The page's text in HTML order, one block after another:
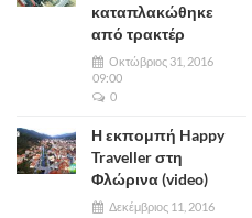
καταπλακώθηκε
από τρακτέρ
Οκτώβριος 31, 2016
09:00
0
Η εκπομπή Happy
Traveller στη
Φλώρινα (video)
Δεκέμβριος 11, 2016